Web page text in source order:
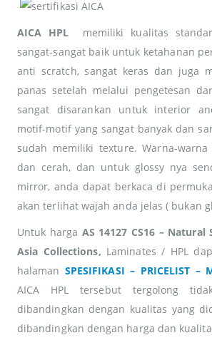
AICA HPL memiliki kualitas
sangat-sangat baik untuk ketahanan
anti scratch, sangat keras dan juga
panas setelah melalui pengetesan
sangat disarankan untuk interior
motif-motif yang sangat banyak dan
sudah memiliki texture. Warna-
dan cerah, dan untuk glossy nya
mirror, anda dapat berkaca di
akan terlihat wajah anda jelas ( bukan
Untuk harga AS 14127 CS16 –
Asia Collections, Laminates / HPL
halaman SPESIFIKASI – PRICELIST –
AICA HPL tersebut tergolong
dibandingkan dengan kualitas yang
dibandingkan dengan harga dan